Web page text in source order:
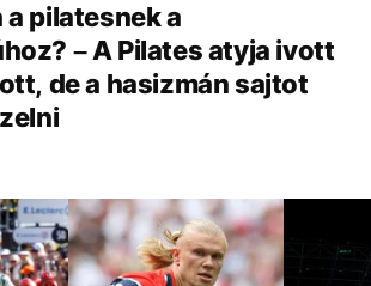
a pilatesnek a
– A Pilates atyja ivott
de a hasizmán sajtot